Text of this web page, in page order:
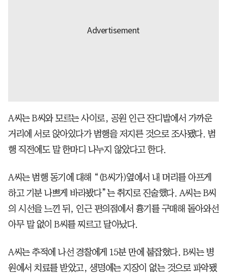
A씨는 B씨와 모르는 사이로, 공원 인근 잔디밭에서 가까운
거리에 서로 앉아있다가 범행을 저지른 것으로 조사됐다. 범
행 직전에도 말 한마디 나누지 않았다고 한다.
A씨는 범행 동기에 대해 “(B씨가)옆에서 내 머리를 아프게
하고 기분 나쁘게 바라봤다”는 취지로 진술했다. A씨는 B씨
의 시선을 느낀 뒤, 인근 편의점에서 흉기를 구매해 돌아와선
아무 말 없이 B씨를 찌르고 달아났다.
A씨는 추적에 나선 경찰에게 15분 만에 붙잡혔다. B씨는 병
원에서 치료를 받았고, 생명에는 지장이 없는 것으로 파악됐